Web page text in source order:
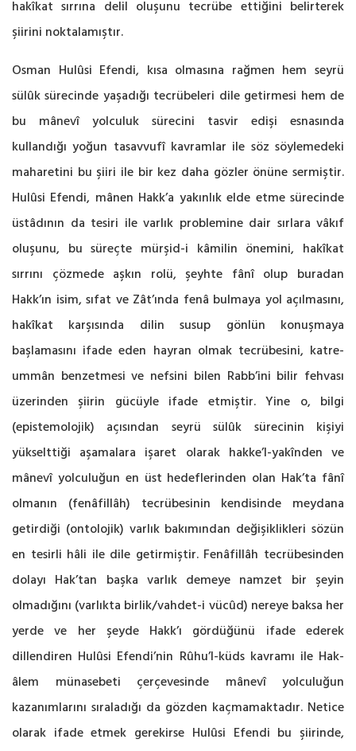
hakîkat sırrına delil oluşunu tecrübe ettiğini belirterek
şiirini noktalamıştır.
Osman Hulûsi Efendi, kısa olmasına rağmen hem seyrü
sülûk sürecinde yaşadığı tecrübeleri dile getirmesi hem de
bu mânevî yolculuk sürecini tasvir edişi esnasında
kullandığı yoğun tasavvufî kavramlar ile söz söylemedeki
maharetini bu şiiri ile bir kez daha gözler önüne sermiştir.
Hulûsi Efendi, mânen Hakk’a yakınlık elde etme sürecinde
üstâdının da tesiri ile varlık problemine dair sırlara vâkıf
oluşunu, bu süreçte mürşid-i kâmilin önemini, hakîkat
sırrını çözmede aşkın rolü, şeyhte fânî olup buradan
Hakk’ın isim, sıfat ve Zât’ında fenâ bulmaya yol açılmasını,
hakîkat karşısında dilin susup gönlün konuşmaya
başlamasını ifade eden hayran olmak tecrübesini, katre-
ummân benzetmesi ve nefsini bilen Rabb’ini bilir fehvası
üzerinden şiirin gücüyle ifade etmiştir. Yine o, bilgi
(epistemolojik) açısından seyrü sülûk sürecinin kişiyi
yükselttiği aşamalara işaret olarak hakke’l-yakînden ve
mânevî yolculuğun en üst hedeflerinden olan Hak’ta fânî
olmanın (fenâfillâh) tecrübesinin kendisinde meydana
getirdiği (ontolojik) varlık bakımından değişiklikleri sözün
en tesirli hâli ile dile getirmiştir. Fenâfillâh tecrübesinden
dolayı Hak’tan başka varlık demeye namzet bir şeyin
olmadığını (varlıkta birlik/vahdet-i vücûd) nereye baksa her
yerde ve her şeyde Hakk’ı gördüğünü ifade ederek
dillendiren Hulûsi Efendi’nin Rûhu’l-küds kavramı ile Hak-
âlem münasebeti çerçevesinde mânevî yolculuğun
kazanımlarını sıraladığı da gözden kaçmamaktadır. Netice
olarak ifade etmek gerekirse Hulûsi Efendi bu şiirinde,